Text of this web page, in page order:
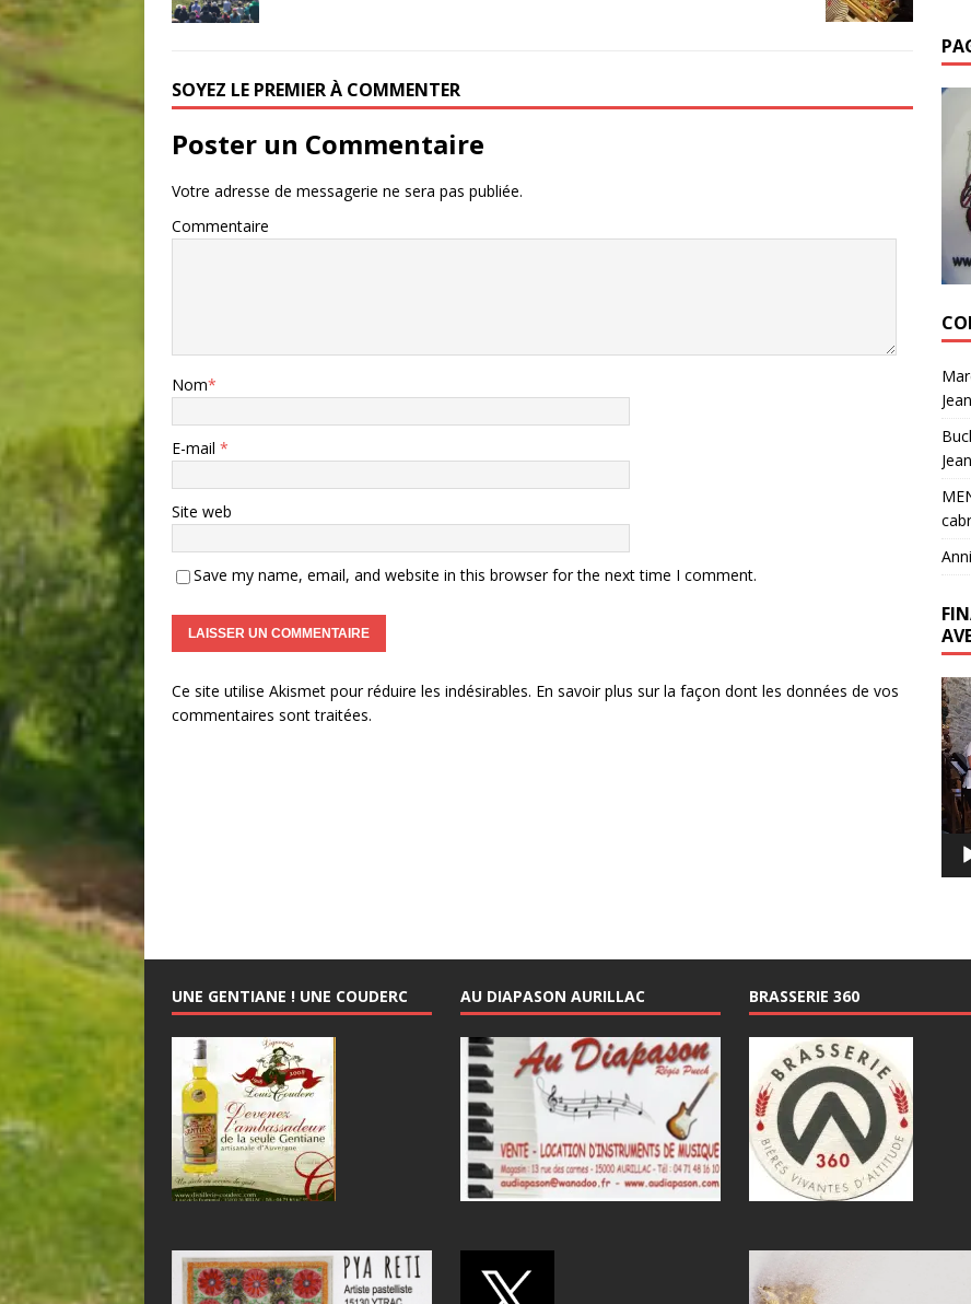
SOYEZ LE PREMIER À COMMENTER
Poster un Commentaire
Votre adresse de messagerie ne sera pas publiée.
Commentaire
Nom*
E-mail *
Site web
Save my name, email, and website in this browser for the next time I comment.
Ce site utilise Akismet pour réduire les indésirables. En savoir plus sur la façon dont les données de vos
commentaires sont traitées.
UNE GENTIANE ! UNE COUDERC AU DIAPASON AURILLAC BRASSERIE 360